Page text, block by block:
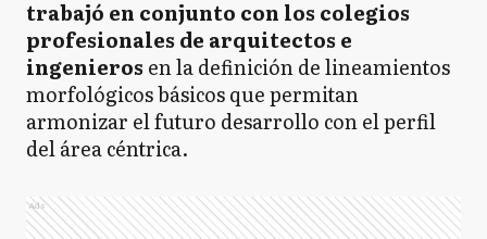
trabajó en conjunto con los colegios
profesionales de arquitectos e
ingenieros en la definición de lineamientos
morfológicos básicos que permitan
armonizar el futuro desarrollo con el perfil
del área céntrica.
Ads